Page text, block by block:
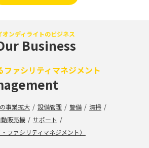
オンディライトのビジネス
Business
ァシリティマネジメント
事業拡大 設備管理 警備
清掃
動販売機
サポート
ファシリティマネジメント）